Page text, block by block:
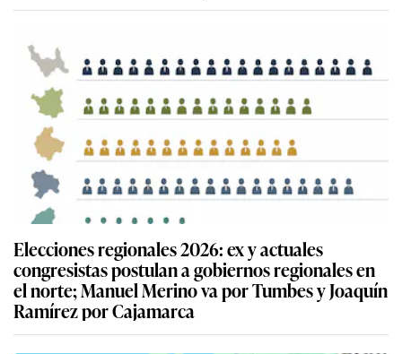
Elecciones regionales 2026: ex y actuales
congresistas postulan a gobiernos regionales en
el norte; Manuel Merino va por Tumbes y Joaquín
Ramírez por Cajamarca